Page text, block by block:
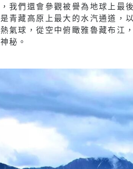
我們還會參觀被譽為地球上最
青藏高原上最大的水汽通道，
氣球，從空中俯瞰雅魯藏布江
秘。